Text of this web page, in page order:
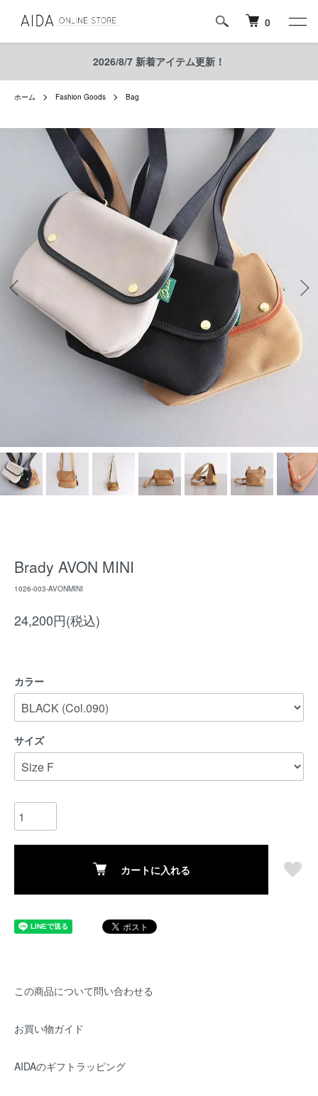
0
2026/8/7 新着アイテム更新！
ホーム Fashion Goods Bag
Brady AVON MINI
1026-003-AVONMINI
24,200円(税込)
カラー
サイズ
カートに入れる
この商品について問い合わせる
お買い物ガイド
AIDAのギフトラッピング